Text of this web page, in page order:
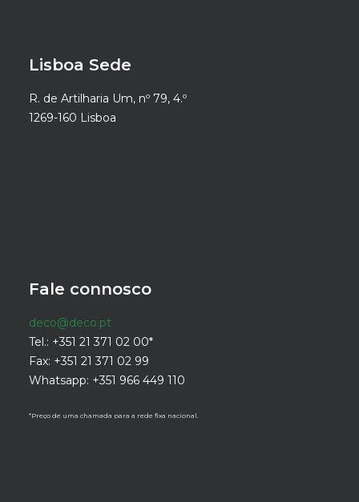
Lisboa Sede
R. de Artilharia Um, nº 79, 4.º
1269-160 Lisboa
Fale connosco
deco@deco.pt
Tel.: +351 21 371 02 00*
Fax: +351 21 371 02 99
Whatsapp: +351 966 449 110
*Preço de uma chamada para a rede fixa nacional.